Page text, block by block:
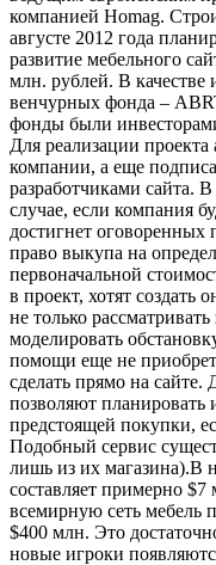
компанией Homag.
августе 2012 года
развитие мебельного
млн. рублей. В качестве
венчурных фонда –
фонды были
Для реализации
компании, а еще
разработчиками сайта.
случае, если компания
достигнет оговоренных
право выкупа на
первоначальной
в проект, хотят создать
не только
моделировать
помощи еще не
сделать прямо на
позволяют планировать
предстоящей покупки,
Подобный сервис
лишь из их магазина).В
составляет примерно $7
всемирную сеть мебель
$400 млн. Это
новые игроки